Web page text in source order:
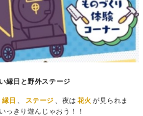
縁日と野外ステージ
縁日 、 ステージ 、夜は 花火 が見られま
っきり遊んじゃおう！！